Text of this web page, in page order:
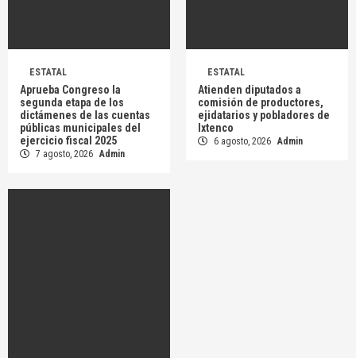
ESTATAL
Aprueba Congreso la
segunda etapa de los
dictámenes de las cuentas
públicas municipales del
ejercicio fiscal 2025
7 agosto, 2026 Admin
ESTATAL
Atienden diputados a
comisión de productores,
ejidatarios y pobladores de
Ixtenco
6 agosto, 2026 Admin